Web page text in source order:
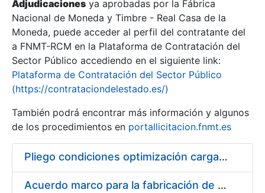
Show/Hide
Adjudicaciones ya aprobadas por la Fábrica
Nacional de Moneda y Timbre - Real Casa de la
Moneda, puede acceder al perfil del contratante del
a FNMT-RCM en la Plataforma de Contratación del
Sector Público accediendo en el siguiente link:
Plataforma de Contratación del Sector Público
(https://contrataciondelestado.es/)
También podrá encontrar más información y algunos
de los procedimientos en portallicitacion.fnmt.es
Pliego condiciones optimización cargas compras firmado
Acuerdo marco para la fabricación de piezas